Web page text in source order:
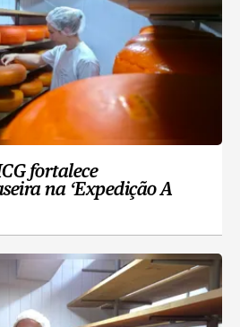
fortalece
na ‘Expedição A